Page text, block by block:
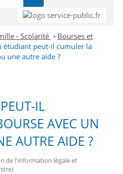
- Scolarité > Bourses et
étudiant peut-il cumuler la
une autre aide ?
IL
AVEC UN
AUTRE AIDE ?
de l'information légale et